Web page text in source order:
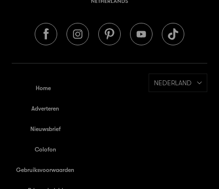
Home
Adverteren
Nieuwsbrief
Colofon
Gebruiksvoorwaarden
NEDERLAND